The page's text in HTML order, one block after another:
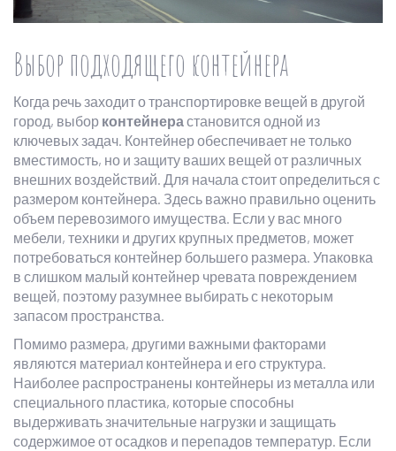
Выбор подходящего контейнера
Когда речь заходит о транспортировке вещей в другой
город, выбор контейнерастановится одной из
ключевых задач. Контейнер обеспечивает не только
вместимость, но и защиту ваших вещей от различных
внешних воздействий. Для начала стоит определиться с
размером контейнера. Здесь важно правильно оценить
объем перевозимого имущества. Если у вас много
мебели, техники и других крупных предметов, может
потребоваться контейнер большего размера. Упаковка
в слишком малый контейнер чревата повреждением
вещей, поэтому разумнее выбирать с некоторым
запасом пространства.
Помимо размера, другими важными факторами
являются материал контейнера и его структура.
Наиболее распространены контейнеры из металла или
специального пластика, которые способны
выдерживать значительные нагрузки и защищать
содержимое от осадков и перепадов температур. Если